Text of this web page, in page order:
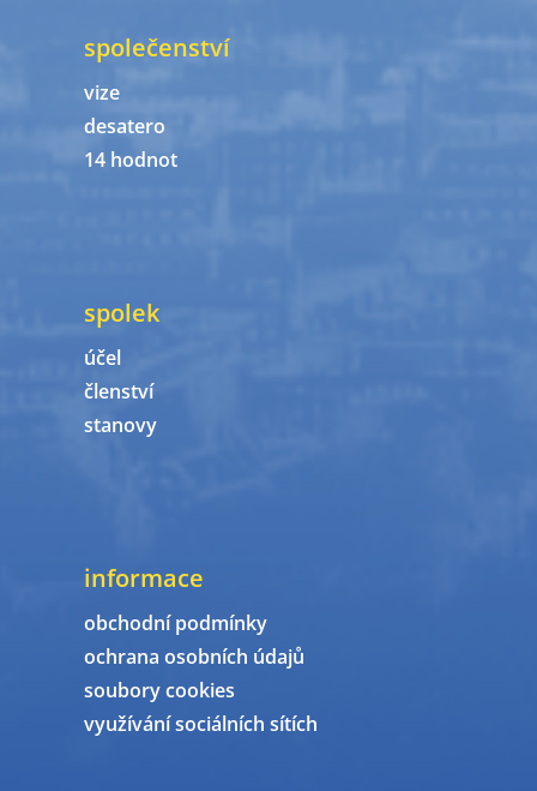
společenství
vize
desatero
14 hodnot
spolek
účel
členství
stanovy
informace
obchodní podmínky
ochrana osobních údajů
soubory cookies
využívání sociálních sítích